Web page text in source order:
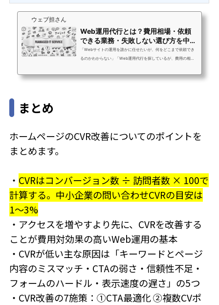
ウェブ担さん
Web運用代行とは？費用相場・依頼
できる業務・失敗しない選び方を中小
企業向けに徹...
「Webサイトの運用を誰かに任せたいが、何をどこまで依頼でき
るのかわからない」「Web運用代行を探しているが、費用の相場
ているかわからなかった。次こそ失敗したくない」ウェブ担さん
まとめ
ホームページのCVR改善についてのポイントを
まとめます。
・ CVRはコンバージョン数 ÷ 訪問者数 × 100で
計算する。中小企業の問い合わせCVRの目安は
1〜3%
・アクセスを増やすより先に、CVRを改善する
ことが費用対効果の高いWeb運用の基本
・CVRが低い主な原因は「キーワードとページ
内容のミスマッチ・CTAの弱さ・信頼性不足・
フォームのハードル・表示速度の遅さ」の5つ
・CVR改善の7施策：①CTA最適化 ②複数CVポ